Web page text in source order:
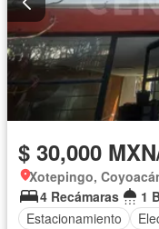
$ 30,000
Xotepingo,
4 Recámaras
1
Estacionamiento